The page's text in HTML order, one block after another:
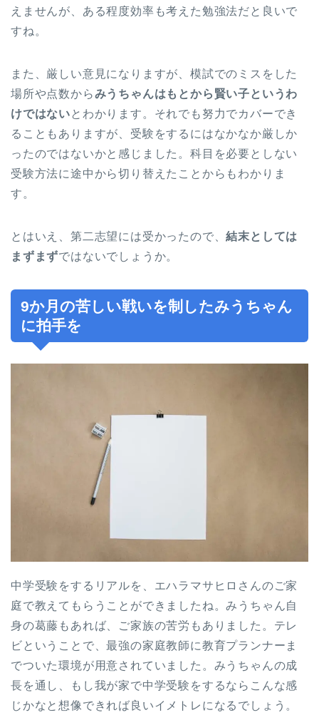
えませんが、ある程度効率も考えた勉強法だと良いで
すね。
また、厳しい意見になりますが、模試でのミスをした
場所や点数からみうちゃんはもとから賢い子というわ
けではない とわかります。それでも努力でカバーでき
ることもありますが、受験をするにはなかなか厳しか
ったのではないかと感じました。科目を必要としない
受験方法に途中から切り替えたことからもわかりま
す。
とはいえ、第二志望には受かったので、結末としては
まずまずではないでしょうか。
9か月の苦しい戦いを制したみうちゃん
に拍手を
中学受験をするリアルを、エハラマサヒロさんのご家
庭で教えてもらうことができましたね。みうちゃん自
身の葛藤もあれば、ご家族の苦労もありました。テレ
ビということで、最強の家庭教師に教育プランナーま
でついた環境が用意されていました。みうちゃんの成
長を通し、もし我が家で中学受験をするならこんな感
じかなと想像できれば良いイメトレになるでしょう。